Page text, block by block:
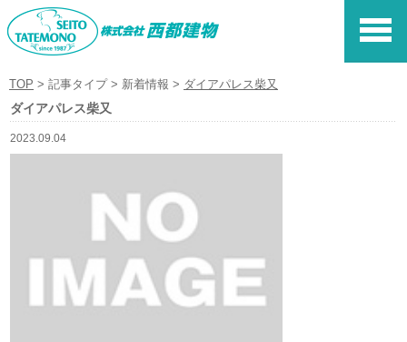
株式会社 西都建
TOP > 記事タイプ> 新着情報 > ダイアパレス柴又
ダイアパレス柴又
2023.09.04